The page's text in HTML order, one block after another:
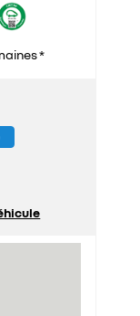
*
3 620 €